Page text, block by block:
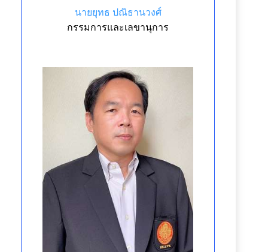
นายยุทธ ปณิธานวงศ์
กรรมการและเลขานุการ